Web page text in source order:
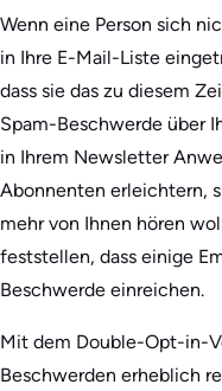
Wenn eine Person sich
in Ihre E-Mail-Liste
dass sie das zu diesem
Spam-Beschwerde über
in Ihrem Newsletter
Abonnenten erleichtern,
mehr von Ihnen hören
feststellen, dass einige
Beschwerde einreichen.
Mit dem Double-Opt-in-
Beschwerden erheblich